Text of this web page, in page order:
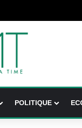
POLITIQUE